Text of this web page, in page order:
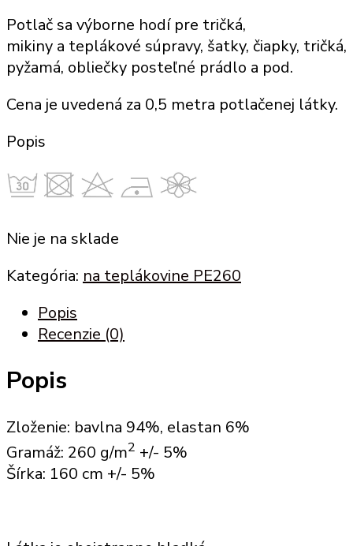
Potlač sa výborne hodí pre tričká,
mikiny a teplákové súpravy, šatky, čiapky, tričká,
pyžamá, obliečky posteľné prádlo a pod.
Cena je uvedená za 0,5 metra potlačenej látky.
Popis
Nie je na sklade
Kategória: na teplákovine PE260
Popis
Recenzie (0)
Popis
Zloženie: bavlna 94%, elastan 6%
Gramáž: 260 g/m2 +/- 5%
Šírka: 160 cm +/- 5%